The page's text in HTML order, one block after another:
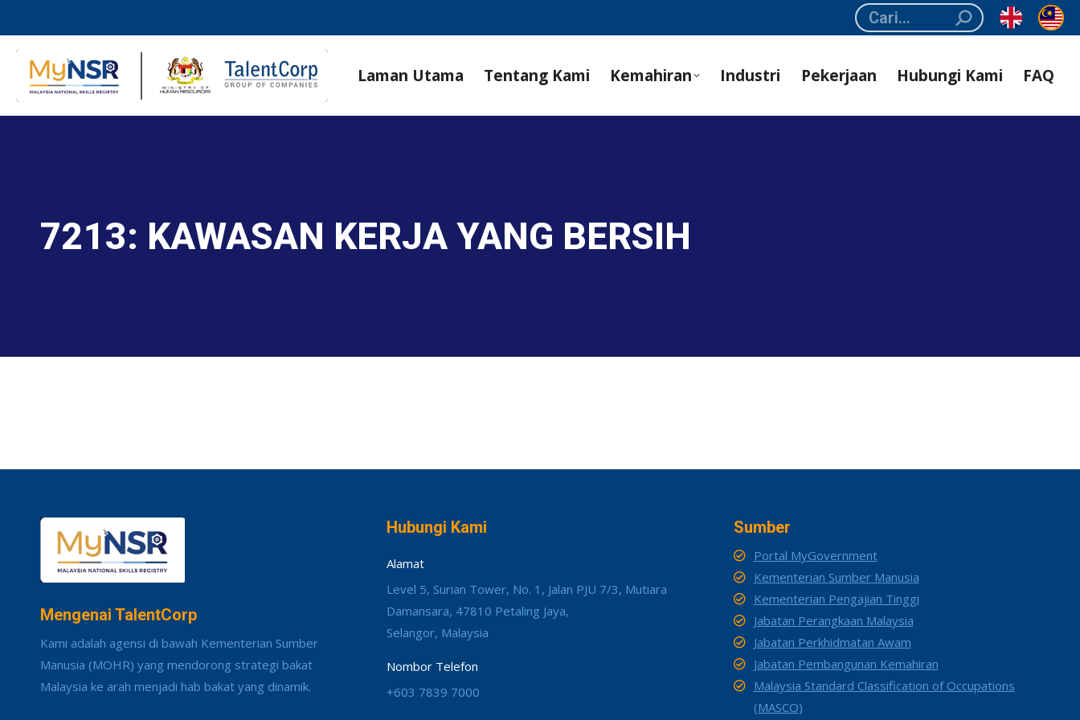
Search:
Laman Utama Tentang Kami Kemahiran Industri Pekerjaan Hubungi Kami FAQ
7213: KAWASAN KERJA YANG BERSIH
Mengenai TalentCorp
Kami adalah agensi di bawah Kementerian Sumber
Manusia (MOHR) yang mendorong strategi bakat
Malaysia ke arah menjadi hab bakat yang dinamik.
Hubungi Kami
Alamat
Level 5, Surian Tower, No. 1, Jalan PJU 7/3, Mutiara
Damansara, 47810 Petaling Jaya,
Selangor, Malaysia
Nombor Telefon
+603 7839 7000
Sumber
Portal MyGovernment
Kementerian Sumber Manusia
Kementerian Pengajian Tinggi
Jabatan Perangkaan Malaysia
Jabatan Perkhidmatan Awam
Jabatan Pembangunan Kemahiran
Malaysia Standard Classification of Occupations
(MASCO)